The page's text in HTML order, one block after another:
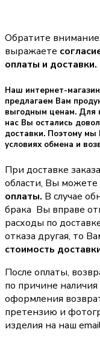
Обратите
выражаете
оплаты и доставки.
Наш интернет-
предлагаем Вам
выгодным ценам. Для
нас Вы остались
доставки. Поэтому
условиях обмена и
При доставке
области, Вы можете
оплаты. В случае
брака Вы вправе
расходы по
отказа другая, то
стоимость
После оплаты,
по причине
оформления
претензию и
изделия на наш